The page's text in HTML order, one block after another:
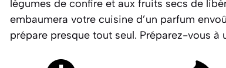
légumes de confire et aux fruits secs de
embaumera votre cuisine d’un parfum
prépare presque tout seul. Préparez-vous à